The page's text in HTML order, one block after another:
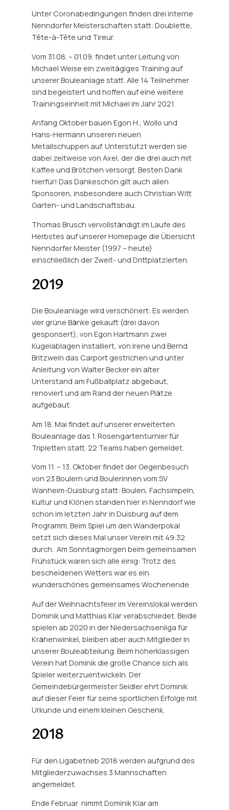
Unter Coronabedingungen finden drei interne
Nenndorfer Meisterschaften statt: Doublette,
Tête-à-Tête und Tireur.
Vom 31.08. – 01.09. findet unter Leitung von
Michael Weise ein zweitägiges Training auf
unserer Bouleanlage statt. Alle 14 Teilnehmer
sind begeistert und hoffen auf eine weitere
Trainingseinheit mit Michael im Jahr 2021.
Anfang Oktober bauen Egon H., Wollo und
Hans-Hermann unseren neuen
Metallschuppen auf. Unterstützt werden sie
dabei zeitweise von Axel, der die drei auch mit
Kaffee und Brötchen versorgt. Besten Dank
hierfür! Das Dankeschön gilt auch allen
Sponsoren, insbesondere auch Christian Witt
Garten- und Landschaftsbau.
Thomas Brusch vervollständigt im Laufe des
Herbstes auf unserer Homepage die Übersicht
Nenndorfer Meister (1997 – heute)
einschließlich der Zweit- und Drittplatzierten.
2019
Die Bouleanlage wird verschönert: Es werden
vier grüne Bänke gekauft (drei davon
gesponsert), von Egon Hartmann zwei
Kugelablagen installiert, von Irene und Bernd
Britzwein das Carport gestrichen und unter
Anleitung von Walter Becker ein alter
Unterstand am Fußballplatz abgebaut,
renoviert und am Rand der neuen Plätze
aufgebaut.
Am 18. Mai findet auf unserer erweiterten
Bouleanlage das 1. Rosengartenturnier für
Tripletten statt. 22 Teams haben gemeldet.
Vom 11. – 13. Oktober findet der Gegenbesuch
von 23 Boulern und Boulerinnen vom SV
Wanheim-Duisburg statt: Boulen, Fachsimpeln,
Kultur und Klönen standen hier in Nenndorf wie
schon im letzten Jahr in Duisburg auf dem
Programm. Beim Spiel um den Wanderpokal
setzt sich dieses Mal unser Verein mit 49:32
durch. Am Sonntagmorgen beim gemeinsamen
Frühstück waren sich alle einig: Trotz des
bescheidenen Wetters war es ein
wunderschönes gemeinsames Wochenende.
Auf der Weihnachtsfeier im Vereinslokal werden
Dominik und Matthias Klar verabschiedet. Beide
spielen ab 2020 in der Niedersachsenliga für
Krähenwinkel, bleiben aber auch Mitglieder in
unserer Bouleabteilung. Beim höherklassigen
Verein hat Dominik die große Chance sich als
Spieler weiterzuentwickeln. Der
Gemeindebürgermeister Seidler ehrt Dominik
auf dieser Feier für seine sportlichen Erfolge mit
Urkunde und einem kleinen Geschenk.
2018
Für den Ligabetrieb 2018 werden aufgrund des
Mitgliederzuwachses 3 Mannschaften
angemeldet.
Ende Februar nimmt Dominik Klar am